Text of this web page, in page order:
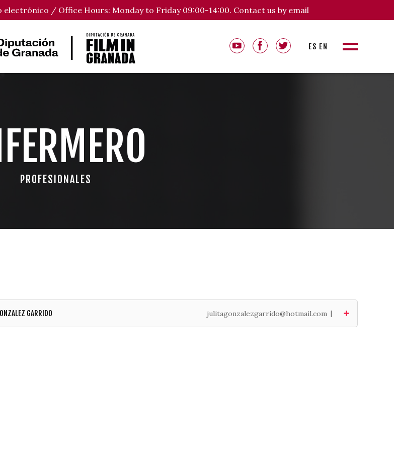
/ Office Hours: Monday to Friday 09:00-14:00. Contact us by email
ES EN
PROFESIONALES
GARRIDO julitagonzalezgarrido@hotmail.com |